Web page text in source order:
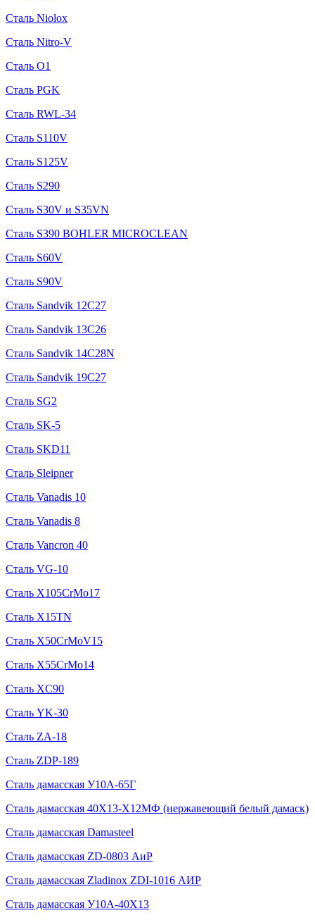
Сталь Niolox
Сталь Nitro-V
Сталь O1
Сталь PGK
Сталь RWL-34
Сталь S110V
Сталь S125V
Сталь S290
Сталь S30V и S35VN
Сталь S390 BOHLER MICROCLEAN
Сталь S60V
Сталь S90V
Сталь Sandvik 12C27
Сталь Sandvik 13C26
Сталь Sandvik 14C28N
Сталь Sandvik 19C27
Сталь SG2
Сталь SK-5
Сталь SKD11
Сталь Sleipner
Сталь Vanadis 10
Сталь Vanadis 8
Сталь Vancron 40
Сталь VG-10
Сталь X105CrMo17
Сталь X15TN
Сталь X50CrMoV15
Сталь X55CrMo14
Сталь XC90
Сталь YK-30
Сталь ZA-18
Сталь ZDP-189
Сталь дамасская У10А-65Г
Сталь дамасская 40Х13-Х12МФ (нержавеющий белый дамаск)
Сталь дамасская Damasteel
Сталь дамасская ZD-0803 АиР
Сталь дамасская Zladinox ZDI-1016 АИР
Сталь дамасская У10А-40Х13